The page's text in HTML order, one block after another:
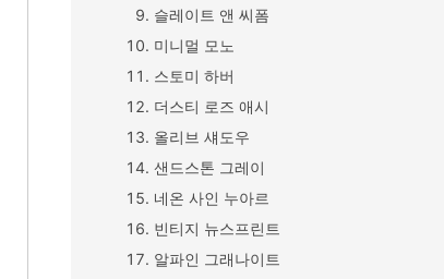
슬레이트 앤 씨폼
미니멀 모노
스토미 하버
더스티 로즈 애시
올리브 섀도우
샌드스톤 그레이
네온 사인 누아르
빈티지 뉴스프린트
알파인 그래나이트